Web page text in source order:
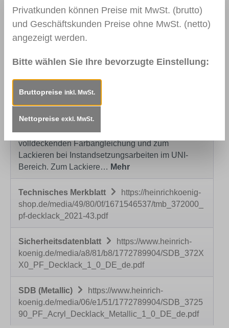
RAL 3020
Verkehrsrot
RAL 3000
Feuerrot
RAL 3004
Purpurrot
RAL 6005 ähnl. DB703
Beschreibung
Einsatzbereiche:Zur
volldeckenden Farbangleichung und zum
Lackieren bei Instandsetzungsarbeiten im UNI-
Bereich. Zum Lackiere… Mehr
Technisches Merkblatt
https://heinrichkoenig-
shop.de/media/49/80/0f/1671546537/tmb_372000_
pf-decklack_2021-43.pdf
Sicherheitsdatenblatt
https://www.heinrich-
koenig.de/media/a8/81/b8/1772789904/SDB_372X
X0_PF_Decklack_1_0_DE_de.pdf
SDB (Metallic)
https://www.heinrich-
koenig.de/media/06/e1/51/1772789904/SDB_3725
90_PF_Acryl_Decklack_Metallic_1_0_DE_de.pdf
Privatkunden können Preise mit MwSt. (brutto)
und Geschäftskunden Preise ohne MwSt. (netto)
angezeigt werden.
Bitte wählen Sie Ihre bevorzugte Einstellung:
Bruttopreise inkl. MwSt.
Nettopreise exkl. MwSt.